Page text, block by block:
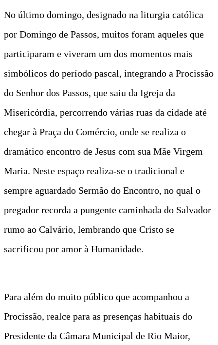
No último domingo, designado na liturgia católica
por Domingo de Passos, muitos foram aqueles que
participaram e viveram um dos momentos mais
simbólicos do período pascal, integrando a Procissão
do Senhor dos Passos, que saiu da Igreja da
Misericórdia, percorrendo várias ruas da cidade até
chegar à Praça do Comércio, onde se realiza o
dramático encontro de Jesus com sua Mãe Virgem
Maria. Neste espaço realiza-se o tradicional e
sempre aguardado Sermão do Encontro, no qual o
pregador recorda a pungente caminhada do Salvador
rumo ao Calvário, lembrando que Cristo se
sacrificou por amor à Humanidade.
Para além do muito público que acompanhou a
Procissão, realce para as presenças habituais do
Presidente da Câmara Municipal de Rio Maior,